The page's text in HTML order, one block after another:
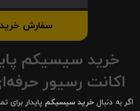
سفارش
خرید سیسیکم
اکانت رسیور
اگر به دنبال خرید سیسیکم پایدار برای